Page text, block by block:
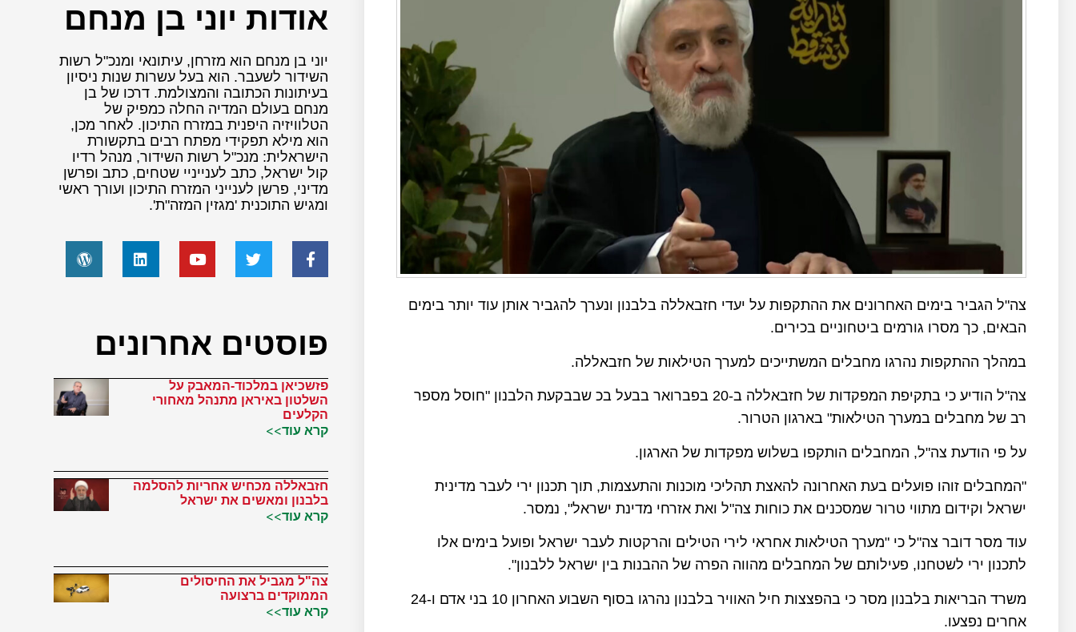
צה"ל הגביר בימים האחרונים את ההתקפות על יעדי חזבאללה בלבנון ונערך להגביר אותן עוד יותר בימים
הבאים, כך מסרו גורמים ביטחוניים בכירים.
במהלך ההתקפות נהרגו מחבלים המשתייכים למערך הטילאות של חזבאללה.
צה"ל הודיע כי בתקיפת המפקדות של חזבאללה ב-20 בפברואר בבעל בכ שבבקעת הלבנון "חוסל מספר
רב של מחבלים במערך הטילאות" בארגון הטרור.
על פי הודעת צה"ל, המחבלים הותקפו בשלוש מפקדות של הארגון.
"המחבלים זוהו פועלים בעת האחרונה להאצת תהליכי מוכנות והתעצמות, תוך תכנון ירי לעבר מדינית
ישראל וקידום מתווי טרור שמסכנים את כוחות צה"ל ואת אזרחי מדינת ישראל", נמסר.
עוד מסר דובר צה"ל כי "מערך הטילאות אחראי לירי הטילים והרקטות לעבר ישראל ופועל בימים אלו
לתכנון ירי לשטחנו, פעילותם של המחבלים מהווה הפרה של ההבנות בין ישראל ללבנון".
משרד הבריאות בלבנון מסר כי בהפצצות חיל האוויר בלבנון נהרגו בסוף השבוע האחרון 10 בני אדם ו-24
אחרים נפצעו.
אודות יוני בן מנחם
יוני בן מנחם הוא מזרחן, עיתונאי ומנכ"ל רשות
השידור לשעבר. הוא בעל עשרות שנות ניסיון
בעיתונות הכתובה והמצולמת. דרכו של בן
מנחם בעולם המדיה החלה כמפיק של
הטלוויזיה היפנית במזרח התיכון. לאחר מכן,
הוא מילא תפקידי מפתח רבים בתקשורת
הישראלית: מנכ"ל רשות השידור, מנהל רדיו
קול ישראל, כתב לענייניי שטחים, כתב ופרשן
מדיני, פרשן לענייני המזרח התיכון ועורך ראשי
ומגיש התוכנית 'מגזין המזה"ת'.
פוסטים אחרונים
פזשכיאן במלכוד-המאבק על
השלטון באיראן מתנהל מאחורי
הקלעים
קרא עוד>>
חזבאללה מכחיש אחריות להסלמה
בלבנון ומאשים את ישראל
קרא עוד>>
צה"ל מגביל את החיסולים
הממוקדים ברצועה
קרא עוד>>